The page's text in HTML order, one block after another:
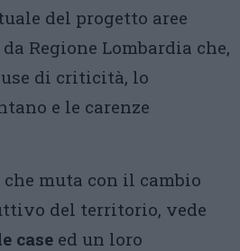
del progetto aree
Regione Lombardia che,
di criticità, lo
e le carenze
muta con il cambio
del territorio, vede
case ed un loro